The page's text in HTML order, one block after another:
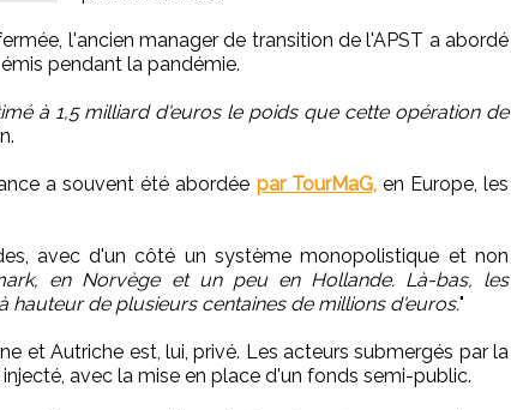
l'ancien manager de transition de l'APST a abordé
pendant la pandémie.
à 1,5 milliard d'euros le poids que cette opération de
a souvent été abordée par TourMaG,en Europe, les
avec d'un côté un système monopolistique et non
en Norvège et un peu en Hollande. Là-bas, les
hauteur de plusieurs centaines de millions d'euros."
et Autriche est, lui, privé. Les acteurs submergés par la
avec la mise en place d'un fonds semi-public.